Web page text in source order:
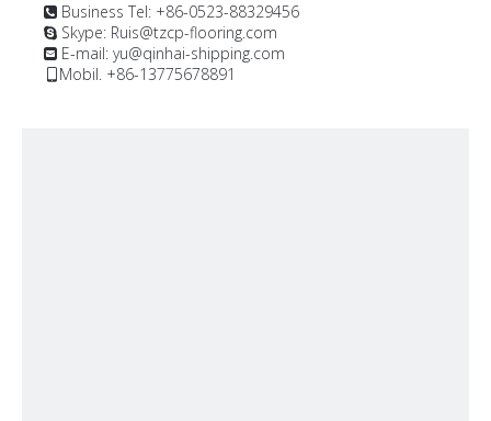
 Business Tel: +86-0523-88329456
 Skype: Ruis@tzcp-flooring.com
 E-mail: yu@qinhai-shipping.com
Mobil. +86-13775678891